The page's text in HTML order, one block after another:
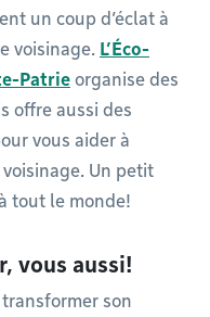
un coup d’éclat à
voisinage. L’Éco-
Patrie organise des
offre aussi des
vous aider à
Un petit
tout le monde!
vous aussi!
son